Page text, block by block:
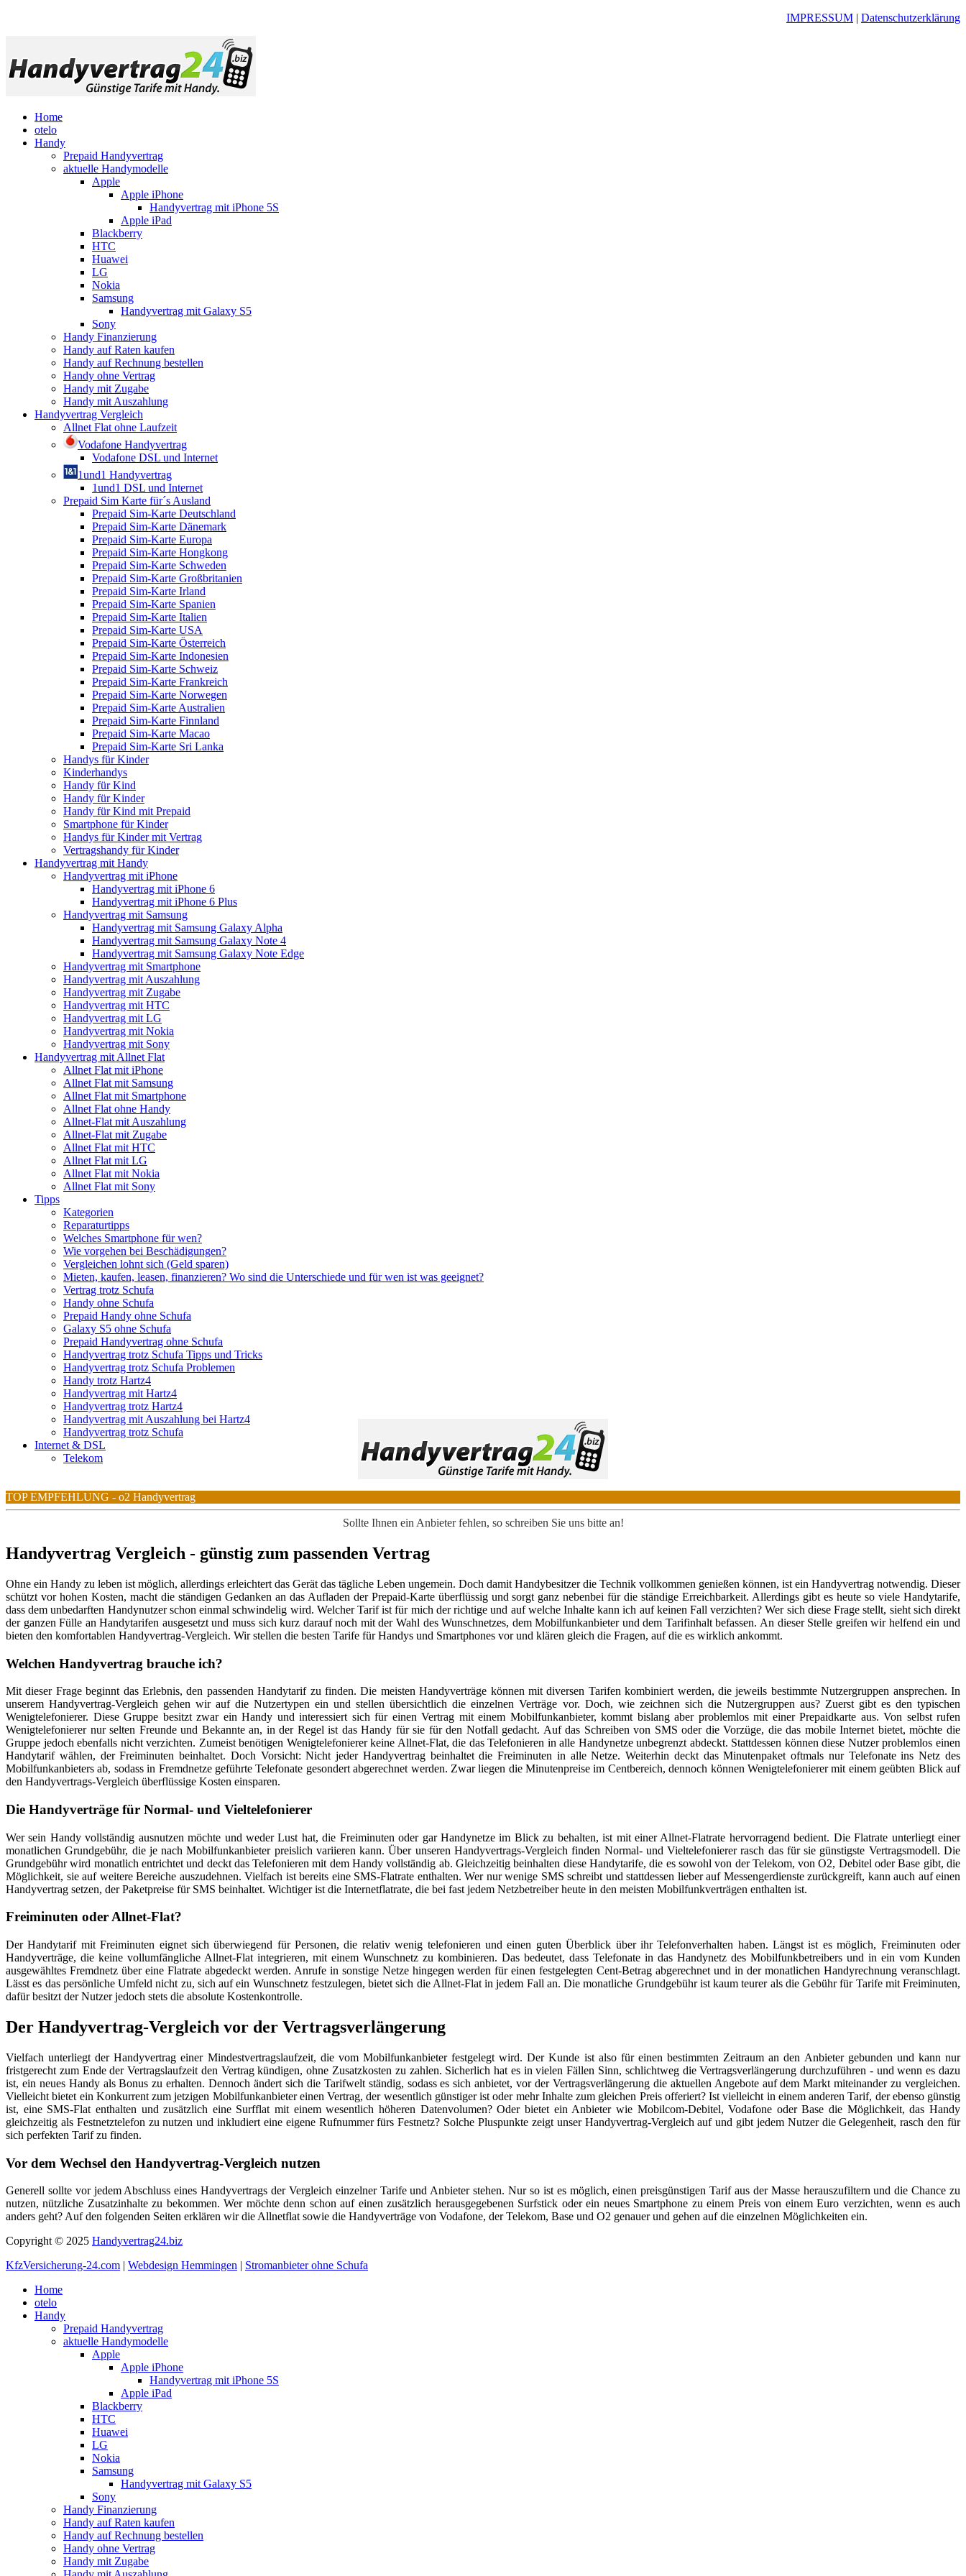
IMPRESSUM | Datenschutzerklärung
Home
otelo
Handy
Prepaid Handyvertrag
aktuelle Handymodelle
Apple
Apple iPhone
Handyvertrag mit iPhone 5S
Apple iPad
Blackberry
HTC
Huawei
LG
Nokia
Samsung
Handyvertrag mit Galaxy S5
Sony
Handy Finanzierung
Handy auf Raten kaufen
Handy auf Rechnung bestellen
Handy ohne Vertrag
Handy mit Zugabe
Handy mit Auszahlung
Handyvertrag Vergleich
Allnet Flat ohne Laufzeit
Vodafone Handyvertrag
Vodafone DSL und Internet
1und1 Handyvertrag
1und1 DSL und Internet
Prepaid Sim Karte für´s Ausland
Prepaid Sim-Karte Deutschland
Prepaid Sim-Karte Dänemark
Prepaid Sim-Karte Europa
Prepaid Sim-Karte Hongkong
Prepaid Sim-Karte Schweden
Prepaid Sim-Karte Großbritanien
Prepaid Sim-Karte Irland
Prepaid Sim-Karte Spanien
Prepaid Sim-Karte Italien
Prepaid Sim-Karte USA
Prepaid Sim-Karte Österreich
Prepaid Sim-Karte Indonesien
Prepaid Sim-Karte Schweiz
Prepaid Sim-Karte Frankreich
Prepaid Sim-Karte Norwegen
Prepaid Sim-Karte Australien
Prepaid Sim-Karte Finnland
Prepaid Sim-Karte Macao
Prepaid Sim-Karte Sri Lanka
Handys für Kinder
Kinderhandys
Handy für Kind
Handy für Kinder
Handy für Kind mit Prepaid
Smartphone für Kinder
Handys für Kinder mit Vertrag
Vertragshandy für Kinder
Handyvertrag mit Handy
Handyvertrag mit iPhone
Handyvertrag mit iPhone 6
Handyvertrag mit iPhone 6 Plus
Handyvertrag mit Samsung
Handyvertrag mit Samsung Galaxy Alpha
Handyvertrag mit Samsung Galaxy Note 4
Handyvertrag mit Samsung Galaxy Note Edge
Handyvertrag mit Smartphone
Handyvertrag mit Auszahlung
Handyvertrag mit Zugabe
Handyvertrag mit HTC
Handyvertrag mit LG
Handyvertrag mit Nokia
Handyvertrag mit Sony
Handyvertrag mit Allnet Flat
Allnet Flat mit iPhone
Allnet Flat mit Samsung
Allnet Flat mit Smartphone
Allnet Flat ohne Handy
Allnet-Flat mit Auszahlung
Allnet-Flat mit Zugabe
Allnet Flat mit HTC
Allnet Flat mit LG
Allnet Flat mit Nokia
Allnet Flat mit Sony
Tipps
Kategorien
Reparaturtipps
Welches Smartphone für wen?
Wie vorgehen bei Beschädigungen?
Vergleichen lohnt sich (Geld sparen)
Mieten, kaufen, leasen, finanzieren? Wo sind die Unterschiede und für wen ist was geeignet?
Vertrag trotz Schufa
Handy ohne Schufa
Prepaid Handy ohne Schufa
Galaxy S5 ohne Schufa
Prepaid Handyvertrag ohne Schufa
Handyvertrag trotz Schufa Tipps und Tricks
Handyvertrag trotz Schufa Problemen
Handy trotz Hartz4
Handyvertrag mit Hartz4
Handyvertrag trotz Hartz4
Handyvertrag mit Auszahlung bei Hartz4
Handyvertrag trotz Schufa
Internet & DSL
Telekom
TOP EMPFEHLUNG - o2 Handyvertrag
Sollte Ihnen ein Anbieter fehlen, so schreiben Sie uns bitte an!
Handyvertrag Vergleich - günstig zum passenden Vertrag
Ohne ein Handy zu leben ist möglich, allerdings erleichtert das Gerät das tägliche Leben ungemein. Doch damit Handybesitzer die Technik vollkommen genießen können, ist ein Handyvertrag notwendig. Dieser
schützt vor hohen Kosten, macht die ständigen Gedanken an das Aufladen der Prepaid-Karte überflüssig und sorgt ganz nebenbei für die ständige Erreichbarkeit. Allerdings gibt es heute so viele Handytarife,
dass dem unbedarften Handynutzer schon einmal schwindelig wird. Welcher Tarif ist für mich der richtige und auf welche Inhalte kann ich auf keinen Fall verzichten? Wer sich diese Frage stellt, sieht sich direkt
der ganzen Fülle an Handytarifen ausgesetzt und muss sich kurz darauf noch mit der Wahl des Wunschnetzes, dem Mobilfunkanbieter und dem Tarifinhalt befassen. An dieser Stelle greifen wir helfend ein und
bieten den komfortablen Handyvertrag-Vergleich. Wir stellen die besten Tarife für Handys und Smartphones vor und klären gleich die Fragen, auf die es wirklich ankommt.
Welchen Handyvertrag brauche ich?
Mit dieser Frage beginnt das Erlebnis, den passenden Handytarif zu finden. Die meisten Handyverträge können mit diversen Tarifen kombiniert werden, die jeweils bestimmte Nutzergruppen ansprechen. In
unserem Handyvertrag-Vergleich gehen wir auf die Nutzertypen ein und stellen übersichtlich die einzelnen Verträge vor. Doch, wie zeichnen sich die Nutzergruppen aus? Zuerst gibt es den typischen
Wenigtelefonierer. Diese Gruppe besitzt zwar ein Handy und interessiert sich für einen Vertrag mit einem Mobilfunkanbieter, kommt bislang aber problemlos mit einer Prepaidkarte aus. Von selbst rufen
Wenigtelefonierer nur selten Freunde und Bekannte an, in der Regel ist das Handy für sie für den Notfall gedacht. Auf das Schreiben von SMS oder die Vorzüge, die das mobile Internet bietet, möchte die
Gruppe jedoch ebenfalls nicht verzichten. Zumeist benötigen Wenigtelefonierer keine Allnet-Flat, die das Telefonieren in alle Handynetze unbegrenzt abdeckt. Stattdessen können diese Nutzer problemlos einen
Handytarif wählen, der Freiminuten beinhaltet. Doch Vorsicht: Nicht jeder Handyvertrag beinhaltet die Freiminuten in alle Netze. Weiterhin deckt das Minutenpaket oftmals nur Telefonate ins Netz des
Mobilfunkanbieters ab, sodass in Fremdnetze geführte Telefonate gesondert abgerechnet werden. Zwar liegen die Minutenpreise im Centbereich, dennoch können Wenigtelefonierer mit einem geübten Blick auf
den Handyvertrags-Vergleich überflüssige Kosten einsparen.
Die Handyverträge für Normal- und Vieltelefonierer
Wer sein Handy vollständig ausnutzen möchte und weder Lust hat, die Freiminuten oder gar Handynetze im Blick zu behalten, ist mit einer Allnet-Flatrate hervorragend bedient. Die Flatrate unterliegt einer
monatlichen Grundgebühr, die je nach Mobilfunkanbieter preislich variieren kann. Über unseren Handyvertrags-Vergleich finden Normal- und Vieltelefonierer rasch das für sie günstigste Vertragsmodell. Die
Grundgebühr wird monatlich entrichtet und deckt das Telefonieren mit dem Handy vollständig ab. Gleichzeitig beinhalten diese Handytarife, die es sowohl von der Telekom, von O2, Debitel oder Base gibt, die
Möglichkeit, sie auf weitere Bereiche auszudehnen. Vielfach ist bereits eine SMS-Flatrate enthalten. Wer nur wenige SMS schreibt und stattdessen lieber auf Messengerdienste zurückgreift, kann auch auf einen
Handyvertrag setzen, der Paketpreise für SMS beinhaltet. Wichtiger ist die Internetflatrate, die bei fast jedem Netzbetreiber heute in den meisten Mobilfunkverträgen enthalten ist.
Freiminuten oder Allnet-Flat?
Der Handytarif mit Freiminuten eignet sich überwiegend für Personen, die relativ wenig telefonieren und einen guten Überblick über ihr Telefonverhalten haben. Längst ist es möglich, Freiminuten oder
Handyverträge, die keine vollumfängliche Allnet-Flat integrieren, mit einem Wunschnetz zu kombinieren. Das bedeutet, dass Telefonate in das Handynetz des Mobilfunkbetreibers und in ein vom Kunden
ausgewähltes Fremdnetz über eine Flatrate abgedeckt werden. Anrufe in sonstige Netze hingegen werden für einen festgelegten Cent-Betrag abgerechnet und in der monatlichen Handyrechnung veranschlagt.
Lässt es das persönliche Umfeld nicht zu, sich auf ein Wunschnetz festzulegen, bietet sich die Allnet-Flat in jedem Fall an. Die monatliche Grundgebühr ist kaum teurer als die Gebühr für Tarife mit Freiminuten,
dafür besitzt der Nutzer jedoch stets die absolute Kostenkontrolle.
Der Handyvertrag-Vergleich vor der Vertragsverlängerung
Vielfach unterliegt der Handyvertrag einer Mindestvertragslaufzeit, die vom Mobilfunkanbieter festgelegt wird. Der Kunde ist also für einen bestimmten Zeitraum an den Anbieter gebunden und kann nur
fristgerecht zum Ende der Vertragslaufzeit den Vertrag kündigen, ohne Zusatzkosten zu zahlen. Sicherlich hat es in vielen Fällen Sinn, schlichtweg die Vertragsverlängerung durchzuführen - und wenn es dazu
ist, ein neues Handy als Bonus zu erhalten. Dennoch ändert sich die Tarifwelt ständig, sodass es sich anbietet, vor der Vertragsverlängerung die aktuellen Angebote auf dem Markt miteinander zu vergleichen.
Vielleicht bietet ein Konkurrent zum jetzigen Mobilfunkanbieter einen Vertrag, der wesentlich günstiger ist oder mehr Inhalte zum gleichen Preis offeriert? Ist vielleicht in einem anderen Tarif, der ebenso günstig
ist, eine SMS-Flat enthalten und zusätzlich eine Surfflat mit einem wesentlich höheren Datenvolumen? Oder bietet ein Anbieter wie Mobilcom-Debitel, Vodafone oder Base die Möglichkeit, das Handy
gleichzeitig als Festnetztelefon zu nutzen und inkludiert eine eigene Rufnummer fürs Festnetz? Solche Pluspunkte zeigt unser Handyvertrag-Vergleich auf und gibt jedem Nutzer die Gelegenheit, rasch den für
sich perfekten Tarif zu finden.
Vor dem Wechsel den Handyvertrag-Vergleich nutzen
Generell sollte vor jedem Abschluss eines Handyvertrags der Vergleich einzelner Tarife und Anbieter stehen. Nur so ist es möglich, einen preisgünstigen Tarif aus der Masse herauszufiltern und die Chance zu
nutzen, nützliche Zusatzinhalte zu bekommen. Wer möchte denn schon auf einen zusätzlich herausgegebenen Surfstick oder ein neues Smartphone zu einem Preis von einem Euro verzichten, wenn es auch
anders geht? Auf den folgenden Seiten erklären wir die Allnetflat sowie die Handyverträge von Vodafone, der Telekom, Base und O2 genauer und gehen auf die einzelnen Möglichkeiten ein.
Copyright © 2025 Handyvertrag24.biz
KfzVersicherung-24.com | Webdesign Hemmingen | Stromanbieter ohne Schufa
Home
otelo
Handy
Prepaid Handyvertrag
aktuelle Handymodelle
Apple
Apple iPhone
Handyvertrag mit iPhone 5S
Apple iPad
Blackberry
HTC
Huawei
LG
Nokia
Samsung
Handyvertrag mit Galaxy S5
Sony
Handy Finanzierung
Handy auf Raten kaufen
Handy auf Rechnung bestellen
Handy ohne Vertrag
Handy mit Zugabe